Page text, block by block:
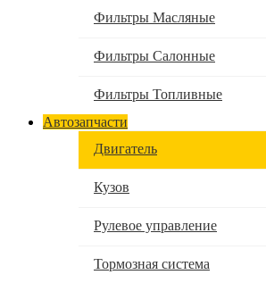
Фильтры Масляные
Фильтры Салонные
Фильтры Топливные
Автозапчасти
Двигатель
Кузов
Рулевое управление
Тормозная система